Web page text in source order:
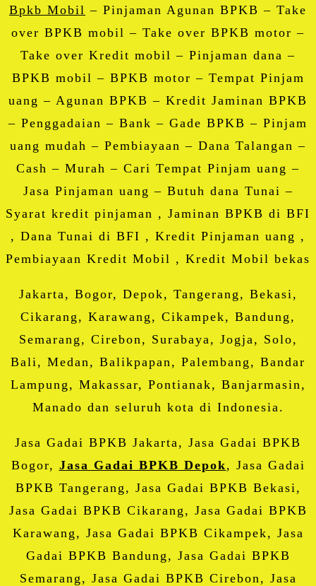
Bpkb Mobil – Pinjaman Agunan BPKB – Take
over BPKB mobil – Take over BPKB motor –
Take over Kredit mobil – Pinjaman dana –
BPKB mobil – BPKB motor – Tempat Pinjam
uang – Agunan BPKB – Kredit Jaminan BPKB
– Penggadaian – Bank – Gade BPKB – Pinjam
uang mudah – Pembiayaan – Dana Talangan –
Cash – Murah – Cari Tempat Pinjam uang –
Jasa Pinjaman uang – Butuh dana Tunai –
Syarat kredit pinjaman , Jaminan BPKB di BFI
, Dana Tunai di BFI , Kredit Pinjaman uang ,
Pembiayaan Kredit Mobil , Kredit Mobil bekas
Jakarta, Bogor, Depok, Tangerang, Bekasi,
Cikarang, Karawang, Cikampek, Bandung,
Semarang, Cirebon, Surabaya, Jogja, Solo,
Bali, Medan, Balikpapan, Palembang, Bandar
Lampung, Makassar, Pontianak, Banjarmasin,
Manado dan seluruh kota di Indonesia.
Jasa Gadai BPKB Jakarta, Jasa Gadai BPKB
Bogor, Jasa Gadai BPKB Depok, Jasa Gadai
BPKB Tangerang, Jasa Gadai BPKB Bekasi,
Jasa Gadai BPKB Cikarang, Jasa Gadai BPKB
Karawang, Jasa Gadai BPKB Cikampek, Jasa
Gadai BPKB Bandung, Jasa Gadai BPKB
Semarang, Jasa Gadai BPKB Cirebon, Jasa